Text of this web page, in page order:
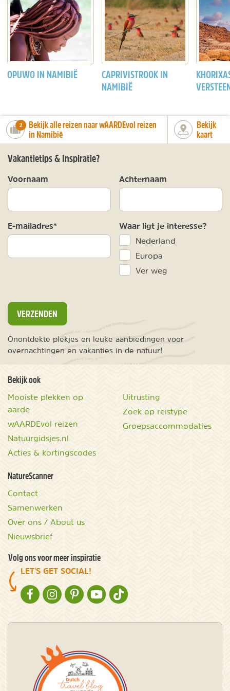
OPUWO IN NAMIBIË
CAPRIVISTROOK IN
NAMIBIË
number_of_trips:
2
Bekijk alle reizen naar wAARDEvol reizen
in Namibië
Bekijk
kaart
Vakantietips & Inspiratie?
Voornaam Achternaam
E-mailadres* Waar ligt je interesse?
Nederland
Europa
Ver weg
VERZENDEN
Onontdekte plekjes en leuke aanbiedingen voor
overnachtingen en vakanties in de natuur!
Bekijk ook
Mooiste plekken op
aarde
wAARDEvol reizen
Natuurgidsjes.nl
Acties & kortingscodes
Uitrusting
Zoek op reistype
Groepsaccommodaties
NatureScanner
Contact
Samenwerken
Over ons / About us
Nieuwsbrief
Volg ons voor meer inspiratie
LET'S GET SOCIAL!
NATURESCANNER OP FACEBOOK
NATURESCANNER OP INSTAGRAM
NATURESCANNER OP PINTEREST
NATURESCANNER OP YOUTUBE
NATURESCANNER OP TIKTOK